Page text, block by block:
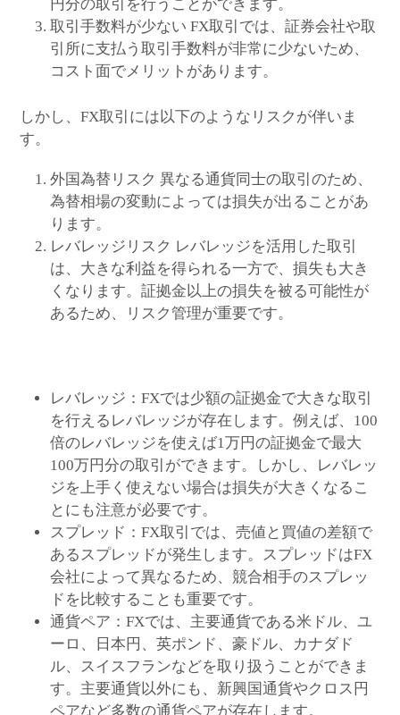
円分の取引を行うことができます。
取引手数料が少ない FX取引では、証券会社や取
引所に支払う取引手数料が非常に少ないため、
コスト面でメリットがあります。
しかし、FX取引には以下のようなリスクが伴いま
す。
外国為替リスク 異なる通貨同士の取引のため、
為替相場の変動によっては損失が出ることがあ
ります。
レバレッジリスク レバレッジを活用した取引
は、大きな利益を得られる一方で、損失も大き
くなります。証拠金以上の損失を被る可能性が
あるため、リスク管理が重要です。
レバレッジ：FXでは少額の証拠金で大きな取引
を行えるレバレッジが存在します。例えば、100
倍のレバレッジを使えば1万円の証拠金で最大
100万円分の取引ができます。しかし、レバレッ
ジを上手く使えない場合は損失が大きくなるこ
とにも注意が必要です。
スプレッド：FX取引では、売値と買値の差額で
あるスプレッドが発生します。スプレッドはFX
会社によって異なるため、競合相手のスプレッ
ドを比較することも重要です。
通貨ペア：FXでは、主要通貨である米ドル、ユ
ーロ、日本円、英ポンド、豪ドル、カナダド
ル、スイスフランなどを取り扱うことができま
す。主要通貨以外にも、新興国通貨やクロス円
ペアなど多数の通貨ペアが存在します。